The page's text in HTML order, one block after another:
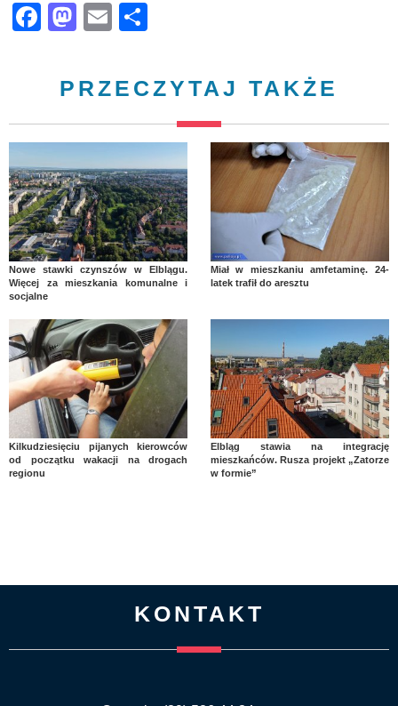
Facebook
Mastodon
Email
PRZECZYTAJ TAKŻE
Nowe stawki czynszów w Elblągu.
Więcej za mieszkania komunalne i
socjalne
Miał w mieszkaniu amfetaminę. 24-
latek trafił do aresztu
Kilkudziesięciu pijanych kierowców
od początku wakacji na drogach
regionu
Elbląg stawia na integrację
mieszkańców. Rusza projekt „Zatorze
w formie”
KONTAKT